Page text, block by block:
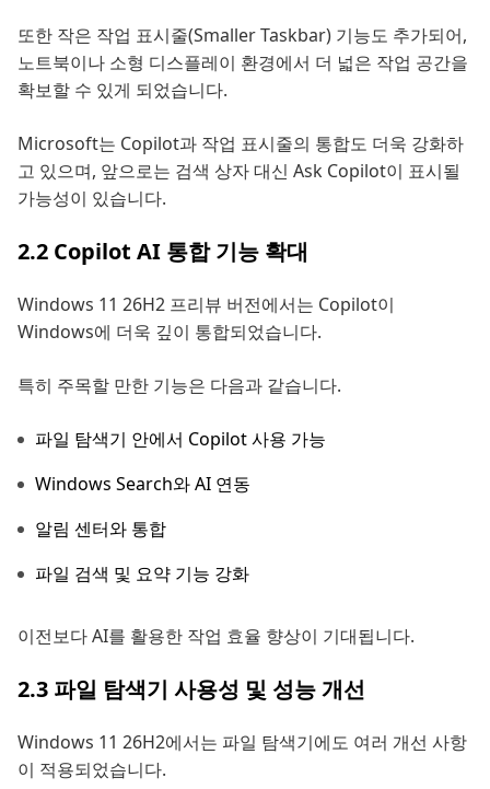
또한 작은 작업 표시줄(Smaller Taskbar) 기능도 추가되어,
노트북이나 소형 디스플레이 환경에서 더 넓은 작업 공간을
확보할 수 있게 되었습니다.
Microsoft는 Copilot과 작업 표시줄의 통합도 더욱 강화하
고 있으며, 앞으로는 검색 상자 대신 Ask Copilot이 표시될
가능성이 있습니다.
2.2 Copilot AI 통합 기능 확대
Windows 11 26H2 프리뷰 버전에서는 Copilot이
Windows에 더욱 깊이 통합되었습니다.
특히 주목할 만한 기능은 다음과 같습니다.
파일 탐색기 안에서 Copilot 사용 가능
Windows Search와 AI 연동
알림 센터와 통합
파일 검색 및 요약 기능 강화
이전보다 AI를 활용한 작업 효율 향상이 기대됩니다.
2.3 파일 탐색기 사용성 및 성능 개선
Windows 11 26H2에서는 파일 탐색기에도 여러 개선 사항
이 적용되었습니다.